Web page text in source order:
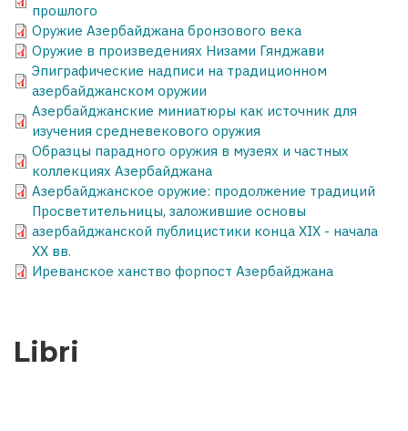
прошлого
Оружие Азербайджана бронзового века
Оружие в произведениях Низами Гянджави
Эпиграфические надписи на традиционном
азербайджанском оружии
Азербайджанские миниатюры как источник для
изучения средневекового оружия
Образцы парадного оружия в музеях и частных
коллекциях Азербайджана
Азербайджанское оружие: продолжение традиций
Просветительницы, заложившие основы
азербайджанской публицистики конца XIX - начала
XX вв.
Иреванское ханство форпост Азербайджана
Libri